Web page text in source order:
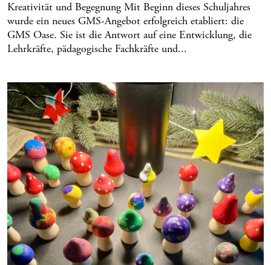
Kreativität und Begegnung Mit Beginn dieses Schuljahres
wurde ein neues GMS-Angebot erfolgreich etabliert: die
GMS Oase. Sie ist die Antwort auf eine Entwicklung, die
Lehrkräfte, pädagogische Fachkräfte und...